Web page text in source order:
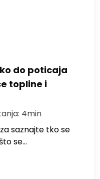
do poticaja
topline i
4min
saznajte tko se
se…